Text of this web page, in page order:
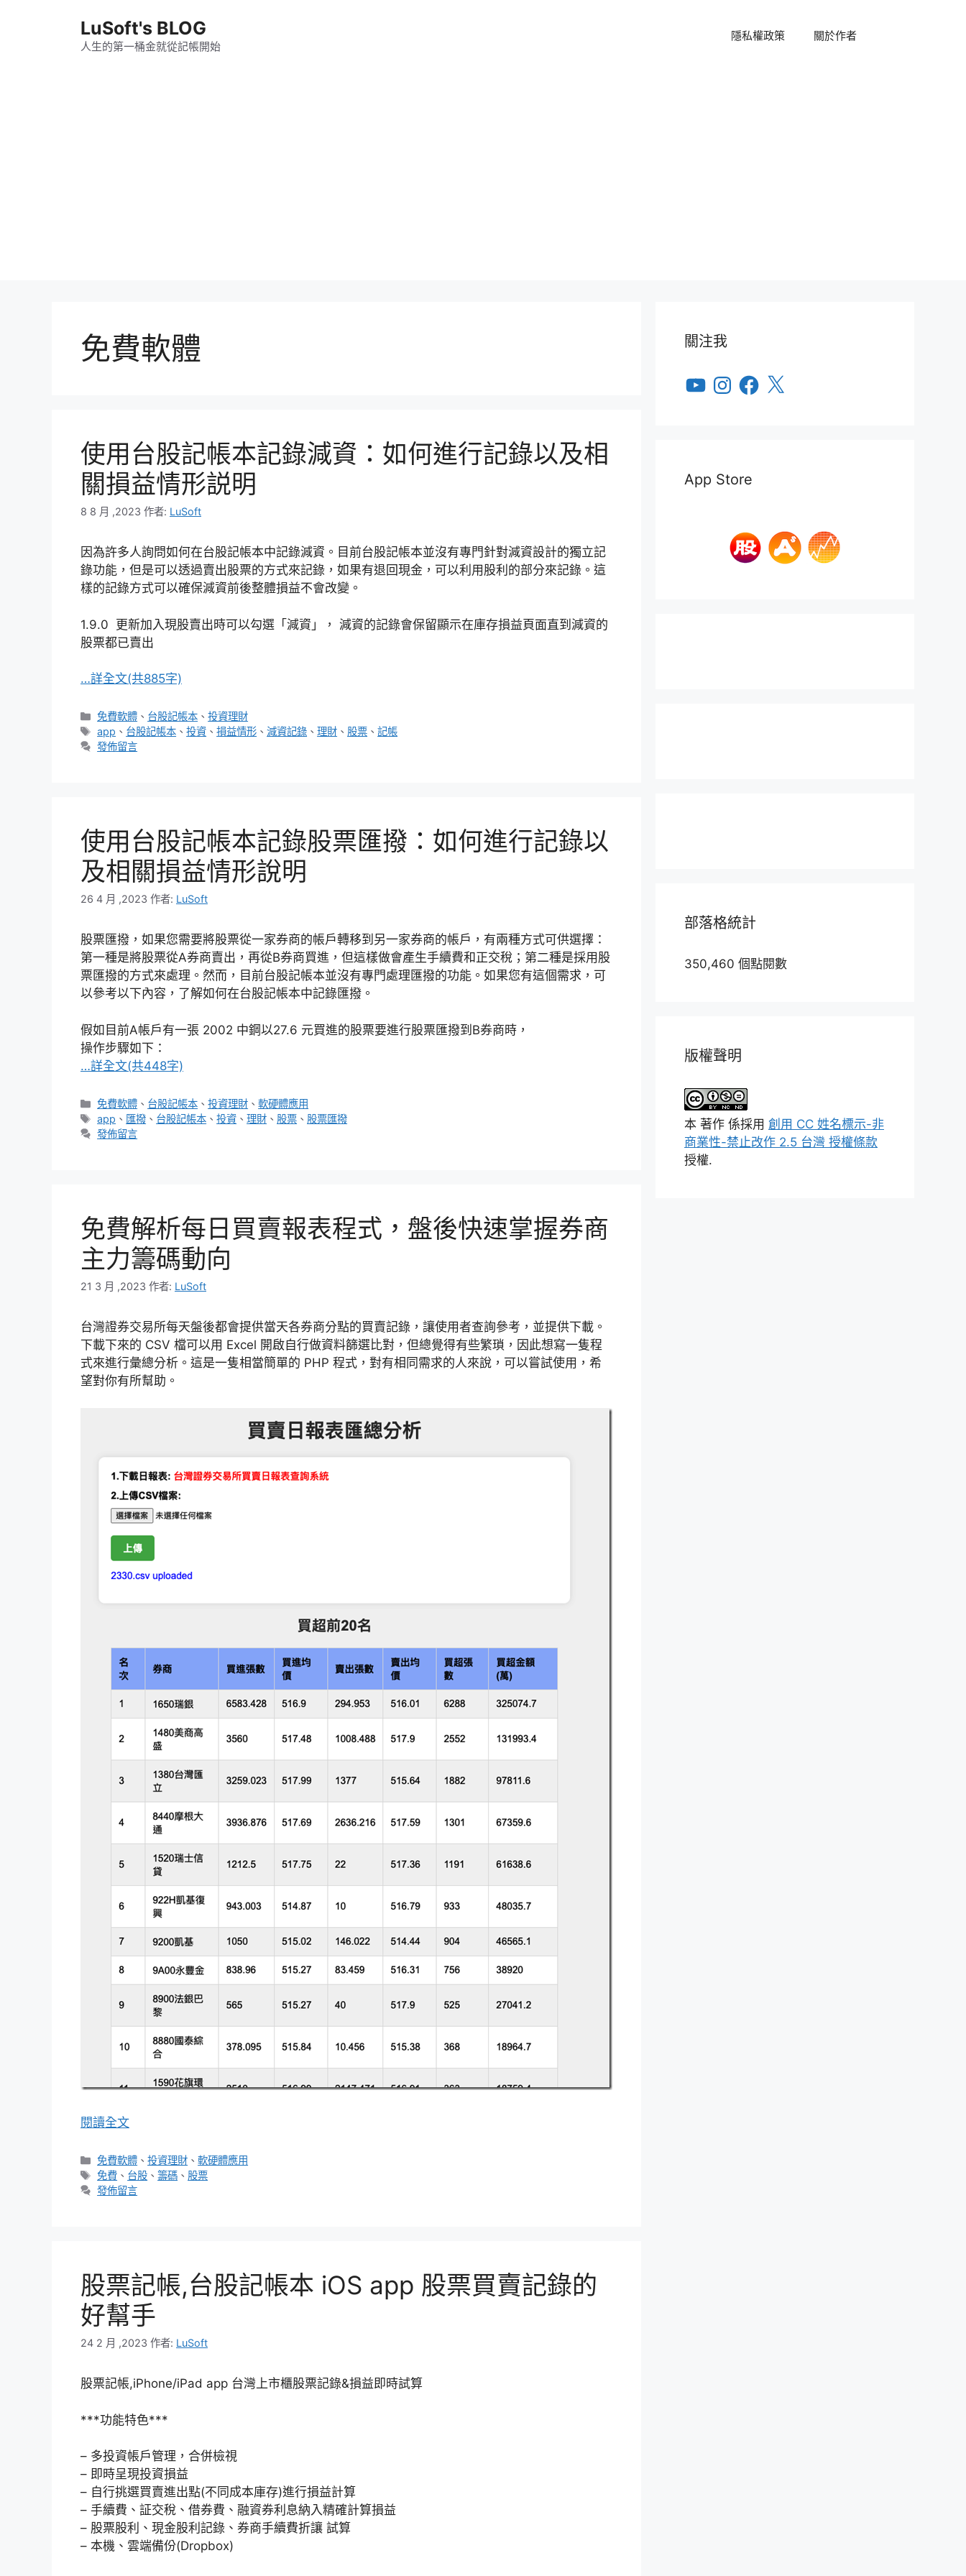
LuSoft's BLOG
人生的第一桶金就從記帳開始
隱私權政策 關於作者
免費軟體
使用台股記帳本記錄減資：如何進行記錄以及相
關損益情形説明
8 8 月 ,2023 作者: LuSoft
因為許多人詢問如何在台股記帳本中記錄減資。目前台股記帳本並沒有專門針對減資設計的獨立記
錄功能，但是可以透過賣出股票的方式來記錄，如果有退回現金，可以利用股利的部分來記錄。這
樣的記錄方式可以確保減資前後整體損益不會改變。
1.9.0 更新加入現股賣出時可以勾選「減資」， 減資的記錄會保留顯示在庫存損益頁面直到減資的
股票都已賣出
…詳全文(共885字)
分
類
免費軟體 、 台股記帳本 、投資理財
標
籤
app 、 台股記帳本 、投資 、損益情形 、減資記錄 、理財 、 股票 、記帳
發佈留言
使用台股記帳本記錄股票匯撥：如何進行記錄以
及相關損益情形說明
26 4 月 ,2023 作者: LuSoft
股票匯撥，如果您需要將股票從一家券商的帳戶轉移到另一家券商的帳戶，有兩種方式可供選擇：
第一種是將股票從A券商賣出，再從B券商買進，但這樣做會產生手續費和正交稅；第二種是採用股
票匯撥的方式來處理。然而，目前台股記帳本並沒有專門處理匯撥的功能。如果您有這個需求，可
以參考以下內容，了解如何在台股記帳本中記錄匯撥。
假如目前A帳戶有一張 2002 中鋼以27.6 元買進的股票要進行股票匯撥到B券商時，
操作步驟如下：
…詳全文(共448字)
分
類
免費軟體 、 台股記帳本 、投資理財 、軟硬體應用
標
籤
app 、 匯撥 、 台股記帳本 、投資 、理財 、 股票 、 股票匯撥
發佈留言
免費解析每日買賣報表程式，盤後快速掌握券商
主力籌碼動向
21 3 月 ,2023 作者: LuSoft
台灣證券交易所每天盤後都會提供當天各券商分點的買賣記錄，讓使用者查詢參考，並提供下載。
下載下來的 CSV 檔可以用 Excel 開啟自行做資料篩選比對，但總覺得有些繁瑣，因此想寫一隻程
式來進行彙總分析。這是一隻相當簡單的 PHP 程式，對有相同需求的人來說，可以嘗試使用，希
望對你有所幫助。
閱讀全文
分
類
免費軟體 、投資理財 、軟硬體應用
標
籤
免費 、 台股 、籌碼 、 股票
發佈留言
股票記帳,台股記帳本 iOS app 股票買賣記錄的
好幫手
24 2 月 ,2023 作者: LuSoft
股票記帳,iPhone/iPad app 台灣上市櫃股票記錄&損益即時試算
***功能特色***
– 多投資帳戶管理，合併檢視
– 即時呈現投資損益
– 自行挑選買賣進出點(不同成本庫存)進行損益計算
– 手續費、証交稅、借券費、融資券利息納入精確計算損益
– 股票股利、現金股利記錄、券商手續費折讓 試算
– 本機、雲端備份(Dropbox)
關注我
YouTubeInstagramFacebook
X
App Store
部落格統計
350,460 個點閱數
版權聲明
本 著作 係採用 創用 CC 姓名標示-非
商業性-禁止改作 2.5 台灣 授權條款
授權.